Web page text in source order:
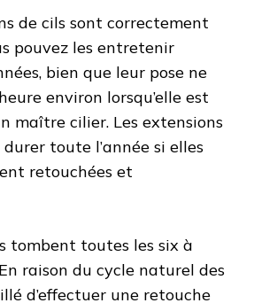
de cils sont correctement
pouvez les entretenir
bien que leur pose ne
environ lorsqu’elle est
maître cilier. Les extensions
toute l’année si elles
retouchées et
tombent toutes les six à
raison du cycle naturel des
d’effectuer une retouche